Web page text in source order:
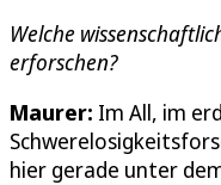
Welche
erforschen?
Maurer: Im All, im
hier gerade unter